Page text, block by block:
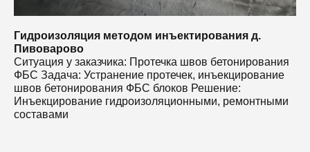
Гидроизоляция методом инъектирования д.
Пивоварово
Ситуация у заказчика: Протечка швов бетонирования
ФБС Задача: Устранение протечек, инъекцирование
швов бетонирования ФБС блоков Решение:
Инъекцирование гидроизоляционными, ремонтными
составами